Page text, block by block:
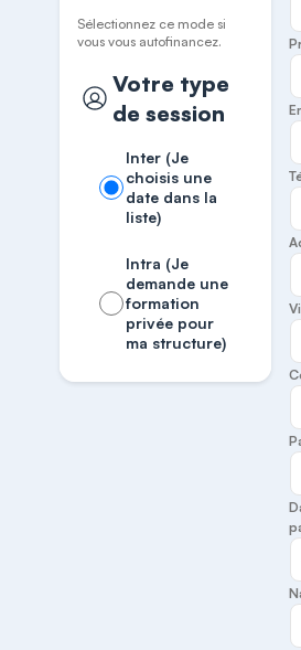
Sélectionnez ce mode si
vous vous autofinancez.
Votre type
de session
Inter (Je
choisis une
date dans la
liste)
Intra (Je
demande une
formation
privée pour
ma structure)